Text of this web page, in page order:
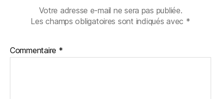
Votre adresse e-mail ne sera pas publiée.
Les champs obligatoires sont indiqués avec *
Commentaire *